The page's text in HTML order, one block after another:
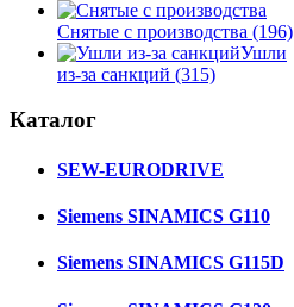
Снятые с производства (196)
Ушли
из-за санкций (315)
Каталог
SEW-EURODRIVE
Siemens SINAMICS G110
Siemens SINAMICS G115D